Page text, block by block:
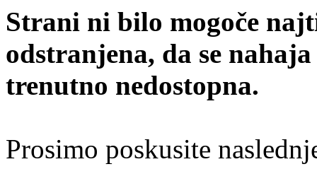
Strani ni bilo mogoče
odstranjena, da se
trenutno nedostopna.
Prosimo poskusite